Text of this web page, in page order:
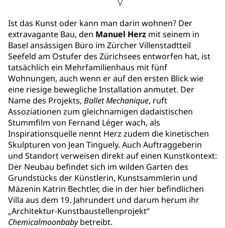
Ist das Kunst oder kann man darin wohnen? Der
extravagante Bau, den Manuel Herz mit seinem in
Basel ansässigen Büro im Zürcher Villenstadtteil
Seefeld am Ostufer des Zürichsees entworfen hat, ist
tatsächlich ein Mehrfamilienhaus mit fünf
Wohnungen, auch wenn er auf den ersten Blick wie
eine riesige bewegliche Installation anmutet. Der
Name des Projekts, Ballet Mechanique, ruft
Assoziationen zum gleichnamigen dadaistischen
Stummfilm von Fernand Léger wach, als
Inspirationsquelle nennt Herz zudem die kinetischen
Skulpturen von Jean Tinguely. Auch Auftraggeberin
und Standort verweisen direkt auf einen Kunstkontext:
Der Neubau befindet sich im wilden Garten des
Grundstücks der Künstlerin, Kunstsammlerin und
Mäzenin Katrin Bechtler, die in der hier befindlichen
Villa aus dem 19. Jahrundert und darum herum ihr
„Architektur-Kunstbaustellenprojekt“
Chemicalmoonbabybetreibt.